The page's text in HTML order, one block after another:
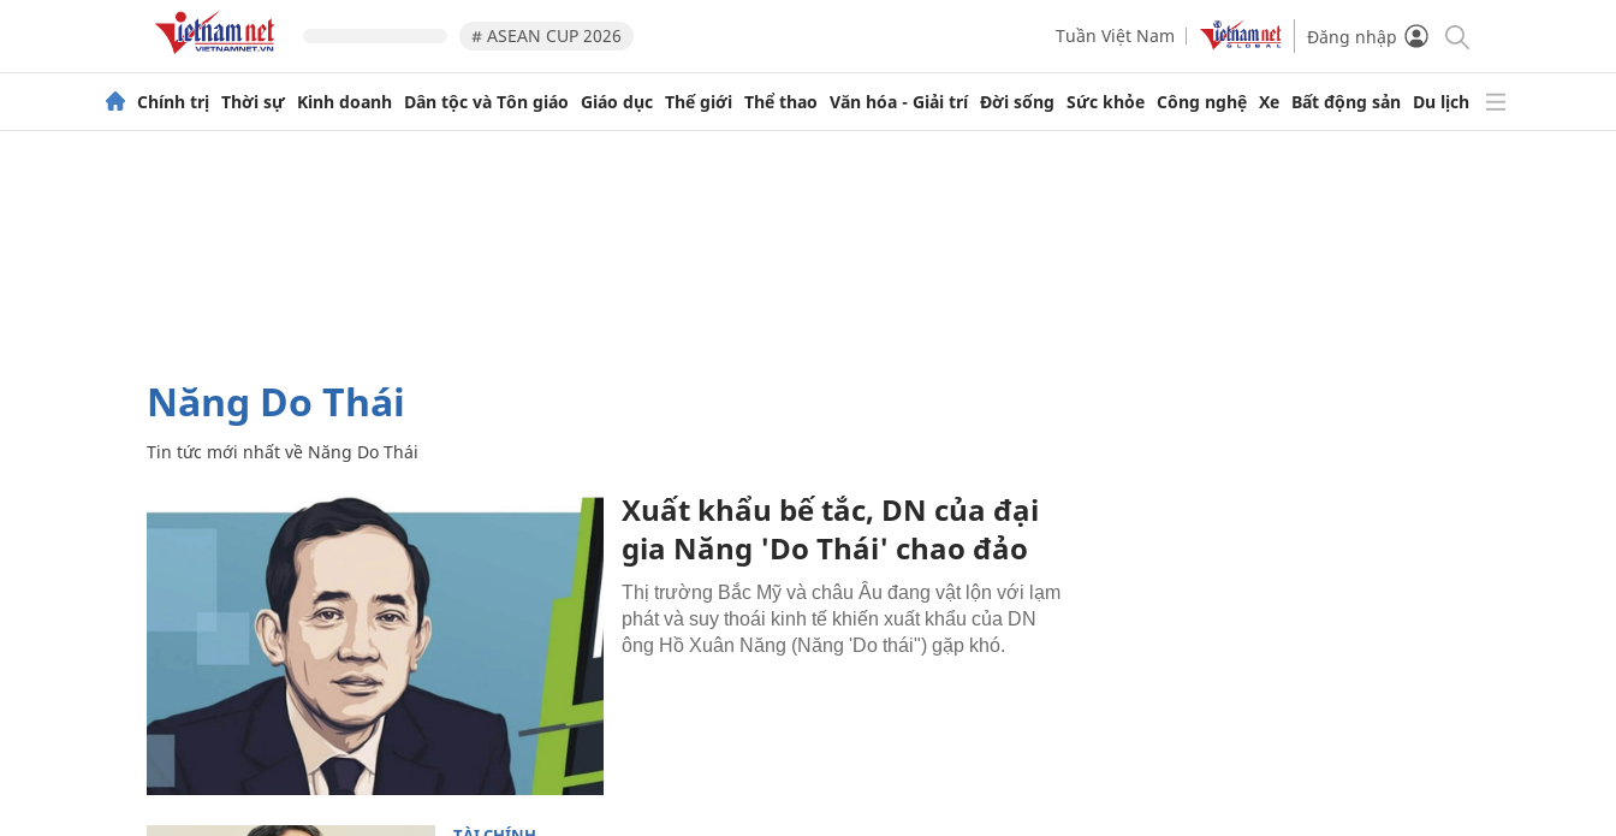
# ASEAN CUP 2026 Tuần Việt Nam Đăng nhập
Chính trị Thời sự Kinh doanh Dân tộc và Tôn giáo Giáo dục Thế giới Thể thao Văn hóa - Giải trí Đời sống Sức khỏe Công nghệ Xe Bất động sản Du lịch
Năng Do Thái
Tin tức mới nhất về Năng Do Thái
Xuất khẩu bế tắc, DN của đại
gia Năng 'Do Thái' chao đảo
Thị trường Bắc Mỹ và châu Âu đang vật lộn với lạm
phát và suy thoái kinh tế khiến xuất khẩu của DN
ông Hồ Xuân Năng (Năng 'Do thái") gặp khó.